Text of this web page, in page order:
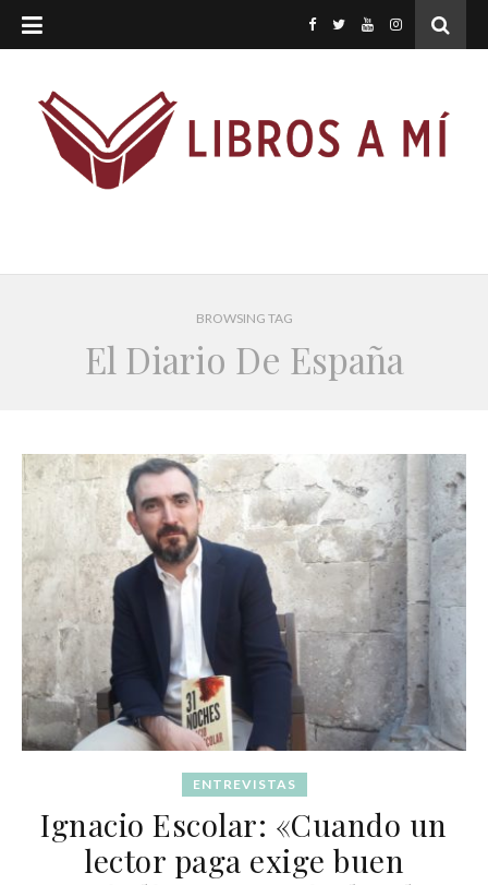
BROWSING TAG
El Diario De España
ENTREVISTAS
Ignacio Escolar: «Cuando un
lector paga exige buen